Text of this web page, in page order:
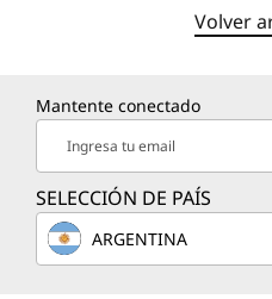
Volver
Mantente conectado
Ingresa tu email
SELECCIÓN DE PAÍS
ARGENTINA